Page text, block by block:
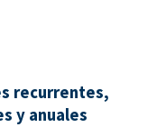
recurrentes,
y anuales